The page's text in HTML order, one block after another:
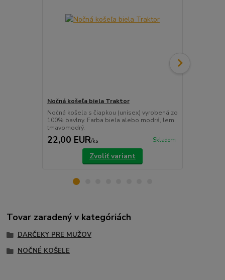
Nočná košeľa biela Traktor
Nočná košela s čiapkou (unisex) vyrobená zo
100% bavlny. Farba biela alebo modrá, lem
tmavomodrý.
22,00 EUR/ks Skladom
Zvoliť variant
Tovar zaradený v kategóriách
DARČEKY PRE MUŽOV
NOČNÉ KOŠELE